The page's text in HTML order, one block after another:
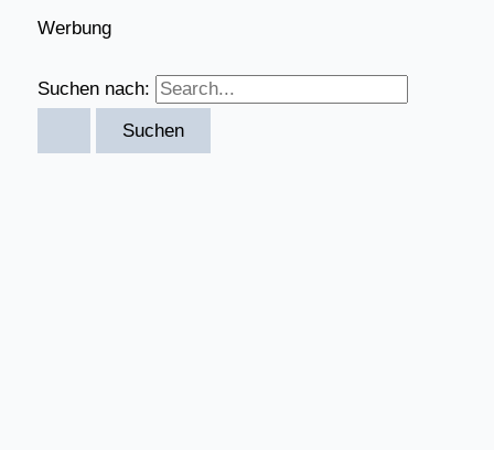
Werbung
Suchen nach: